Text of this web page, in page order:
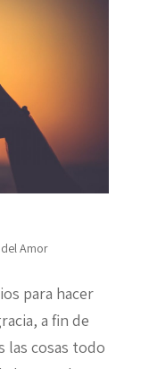
Amor
para hacer
a fin de
las cosas todo